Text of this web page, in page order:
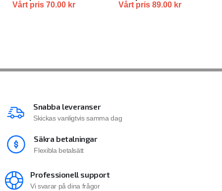
Vårt pris 70.00 kr
Vårt pris 89.00 kr
Snabba leveranser
Skickas vanligtvis samma dag
Säkra betalningar
Flexibla betalsätt
Professionell support
Vi svarar på dina frågor